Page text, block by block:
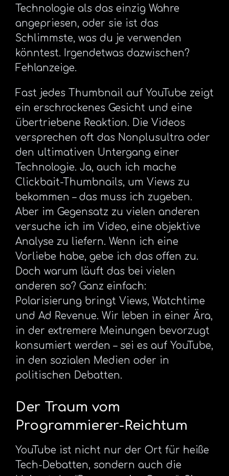
Technologie als das einzig Wahre
angepriesen, oder sie ist das
Schlimmste, was du je verwenden
könntest. Irgendetwas dazwischen?
Fehlanzeige.
Fast jedes Thumbnail auf YouTube zeigt
ein erschrockenes Gesicht und eine
übertriebene Reaktion. Die Videos
versprechen oft das Nonplusultra oder
den ultimativen Untergang einer
Technologie. Ja, auch ich mache
Clickbait-Thumbnails, um Views zu
bekommen – das muss ich zugeben.
Aber im Gegensatz zu vielen anderen
versuche ich im Video, eine objektive
Analyse zu liefern. Wenn ich eine
Vorliebe habe, gebe ich das offen zu.
Doch warum läuft das bei vielen
anderen so? Ganz einfach:
Polarisierung bringt Views, Watchtime
und Ad Revenue. Wir leben in einer Ära,
in der extremere Meinungen bevorzugt
konsumiert werden – sei es auf YouTube,
in den sozialen Medien oder in
politischen Debatten.
Der Traum vom
Programmierer-Reichtum
YouTube ist nicht nur der Ort für heiße
Tech-Debatten, sondern auch die